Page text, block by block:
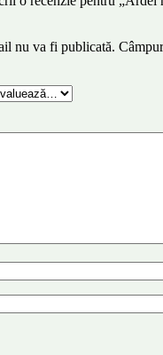
nu va fi publicată.